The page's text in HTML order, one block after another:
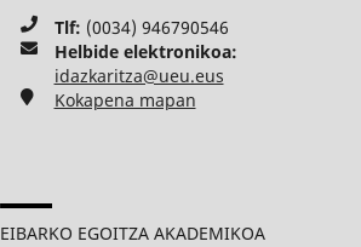
Tlf: (0034) 946790546
Helbide elektronikoa:
idazkaritza@ueu.eus
Kokapena mapan
EIBARKO EGOITZA AKADEMIKOA